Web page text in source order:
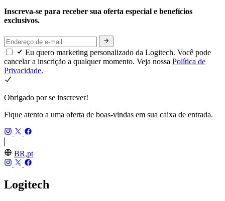
Inscreva-se para receber sua oferta especial e benefícios
exclusivos.
Eu quero marketing personalizado da Logitech. Você pode
cancelar a inscrição a qualquer momento. Veja nossa Política de
Privacidade.
Obrigado por se inscrever!
Fique atento a uma oferta de boas-vindas em sua caixa de entrada.
BR,pt
Logitech